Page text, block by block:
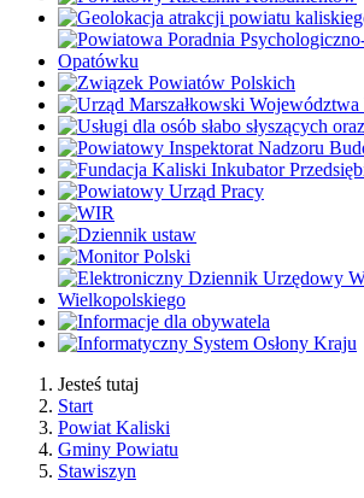
Jesteś tutaj
Start
Powiat Kaliski
Gminy Powiatu
Stawiszyn